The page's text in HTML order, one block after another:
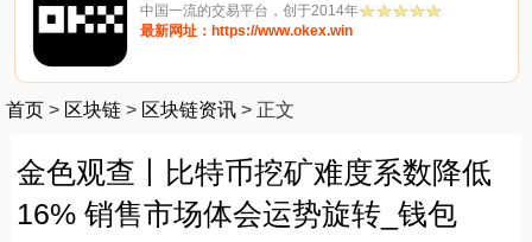
中国一流的交易平台，创于2014年
最新网址：https://www.okex.win
首页 > 区块链 > 区块链资讯 > 正文
金色观查丨比特币挖矿难度系数降低
16% 销售市场体会运势旋转_钱包